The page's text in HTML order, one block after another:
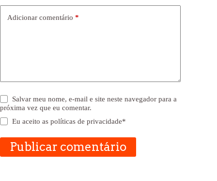
Adicionar comentário *
Salvar meu nome, e-mail e site neste navegador para a
próxima vez que eu comentar.
Eu aceito aspolíticas de privacidade*
Publicar comentário